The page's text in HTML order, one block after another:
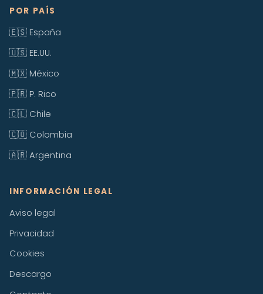
POR PAÍS
🇪🇸 España
🇺🇸 EE.UU.
🇲🇽 México
🇵🇷 P. Rico
🇨🇱 Chile
🇨🇴 Colombia
🇦🇷 Argentina
INFORMACIÓN LEGAL
Aviso legal
Privacidad
Cookies
Descargo